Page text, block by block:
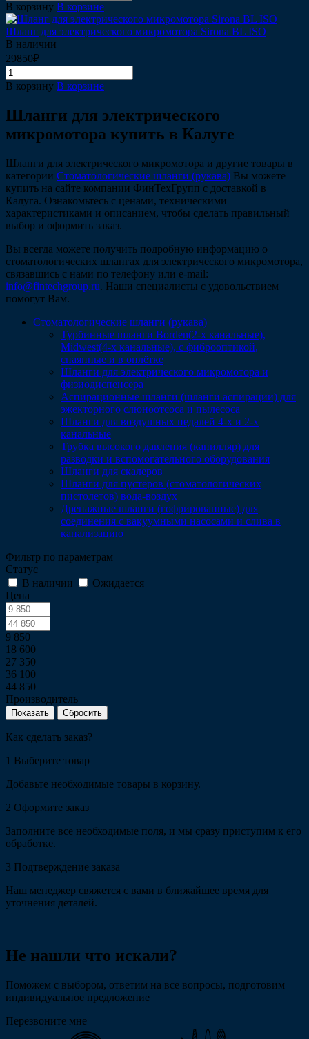
В корзину В корзине
Шланг для электрического микромотора Sirona BL ISO
В наличии
29850₽
В корзину В корзине
Шланги для электрического
микромотора купить в Калуге
Шланги для электрического микромотора и другие товары в
категории Стоматологические шланги (рукава) Вы можете
купить на сайте компании ФинТехГрупп с доставкой в
Калуга. Ознакомьтесь с ценами, техническими
характеристиками и описанием, чтобы сделать правильный
выбор и оформить заказ.
Вы всегда можете получить подробную информацию о
стоматологических шлангах для электрического микромотора,
связавшись с нами по телефону или e-mail:
info@fintechgroup.ru. Наши специалисты с удовольствием
помогут Вам.
Стоматологические шланги (рукава)
Турбинные шланги Borden(2-х канальные),
Midwest(4-х канальные), с фиброоптикой,
спаянные и в оплётке
Шланги для электрического микромотора и
физиодиспенсера
Аспирационные шланги (шланги аспирации) для
эжекторного слюноотсоса и пылесоса
Шланги для воздушных педалей 4-х и 2-х
канальные
Трубка высокого давления (капилляр) для
разводки и вспомогательного оборудования
Шланги для скалеров
Шланги для пустеров (стоматологических
пистолетов) вода-воздух
Дренажные шланги (гофрированные) для
соединения с вакуумными насосами и слива в
канализацию
Фильтр по параметрам
Статус
В наличии
Ожидается
Цена
9 850
18 600
27 350
36 100
44 850
Производитель
Сбросить
Как сделать заказ?
1 Выберите товар
Добавьте необходимые товары в корзину.
2 Оформите заказ
Заполните все необходимые поля, и мы сразу приступим к его
обработке.
3 Подтверждение заказа
Наш менеджер свяжется с вами в ближайшее время для
уточнения деталей.
Не нашли что искали?
Поможем с выбором, ответим на все вопросы, подготовим
индивидуальное предложение
Перезвоните мне